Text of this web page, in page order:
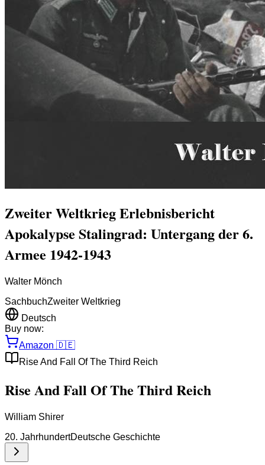
Zweiter Weltkrieg Erlebnisbericht
Apokalypse Stalingrad: Untergang der 6.
Armee 1942-1943
Walter Mönch
SachbuchZweiter Weltkrieg
Deutsch
Buy now:
Amazon 🇩🇪
Rise And Fall Of The Third Reich
Rise And Fall Of The Third Reich
William Shirer
20. JahrhundertDeutsche Geschichte